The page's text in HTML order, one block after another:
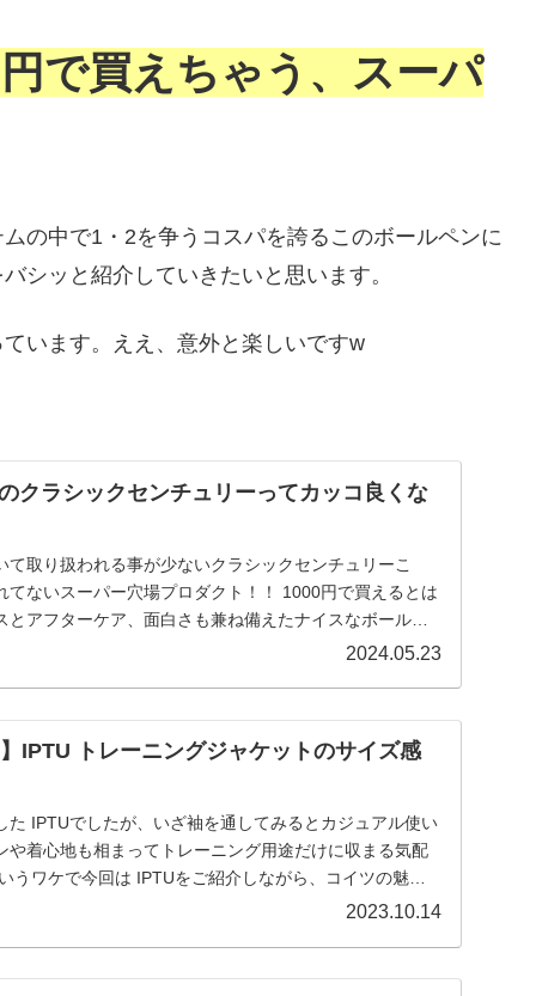
で買えちゃう、スーパ
の中で1・2を争うコスパを誇るこのボールペンに
シッと紹介していきたいと思います。
います。ええ、意外と楽しいですw
クラシックセンチュリーってカッコ良くな
て取り扱われる事が少ないクラシックセンチュリーこ
てないスーパー穴場プロダクト！！ 1000円で買えるとは
アフターケア、面白さも兼ね備えたナイスなボールペ
2024.05.23
IPTU トレーニングジャケットのサイズ感
た IPTUでしたが、いざ袖を通してみるとカジュアル使い
や着心地も相まってトレーニング用途だけに収まる気配
うワケで今回は IPTUをご紹介しながら、コイツの魅力
2023.10.14